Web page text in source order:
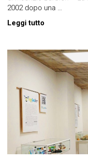
2002 dopo una …
Leggi tutto